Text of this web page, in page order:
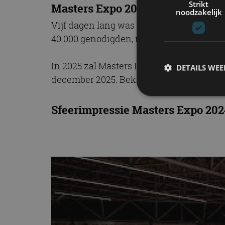
Masters Expo 2024 trok 40.000
Vijf dagen lang was het tijdens de
40.000 genodigden, relaties, partners,
In 2025 zal Masters Expo het 750-jarig
december 2025. Bekijk hieronder een
Sfeerimpressie Masters Expo
Strikt
noodzakelijk
DETAILS
Naam
cf_clearance